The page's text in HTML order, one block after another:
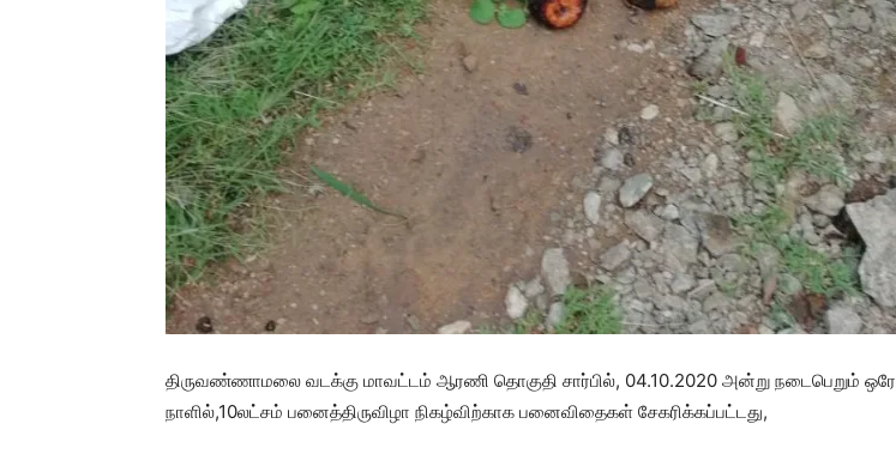
திருவண்ணாமலை வடக்கு மாவட்டம் ஆரணி தொகுதி சார்பில், 04.10.2020 அன்று நடைபெறும் ஒரே
நாளில்,10லட்சம் பனைத்திருவிழா நிகழ்விற்காக பனைவிதைகள் சேகரிக்கப்பட்டது,